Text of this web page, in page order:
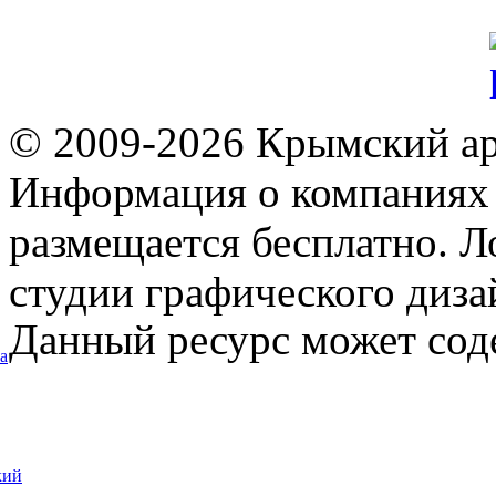
© 2009-2026 Крымский
Информация о компаниях
размещается бесплатно.
студии графического
Данный ресурс может